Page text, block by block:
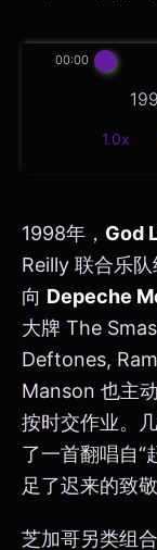
1.0x
00:00
1998年， God
Reilly 联合乐
向 Depeche
大牌 The
Deftones,
Manson 也主
按时交作业。
了一首翻唱自“
足了迟来的致敬
芝加哥另类组